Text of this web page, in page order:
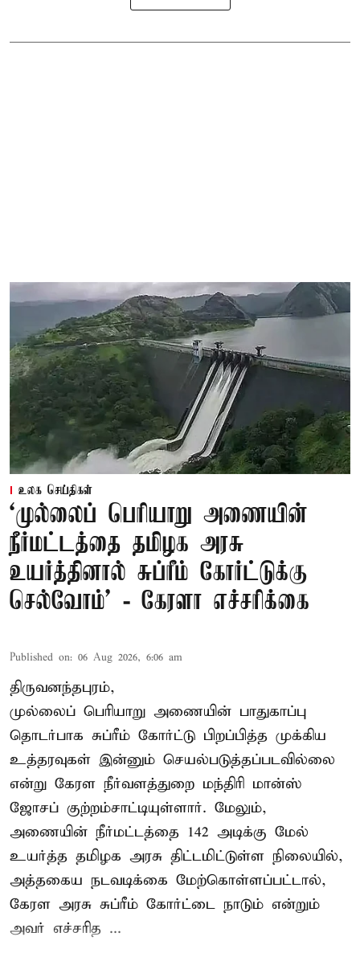
உலக செய்திகள்
‘முல்லைப் பெரியாறு அணையின்
நீர்மட்டத்தை தமிழக அரசு
உயர்த்தினால் சுப்ரீம் கோர்ட்டுக்கு
செல்வோம்' - கேரளா எச்சரிக்கை
Published on: 06 Aug 2026, 6:06 am
திருவனந்தபுரம்,
முல்லைப் பெரியாறு அணையின் பாதுகாப்பு
தொடர்பாக சுப்ரீம் கோர்ட்டு பிறப்பித்த முக்கிய
உத்தரவுகள் இன்னும் செயல்படுத்தப்படவில்லை
என்று கேரள நீர்வளத்துறை மந்திரி மான்ஸ்
ஜோசப் குற்றம்சாட்டியுள்ளார். மேலும்,
அணையின் நீர்மட்டத்தை 142 அடிக்கு மேல்
உயர்த்த தமிழக அரசு திட்டமிட்டுள்ள நிலையில்,
அத்தகைய நடவடிக்கை மேற்கொள்ளப்பட்டால்,
கேரள அரசு சுப்ரீம் கோர்ட்டை நாடும் என்றும்
அவர் எச்சரித ...